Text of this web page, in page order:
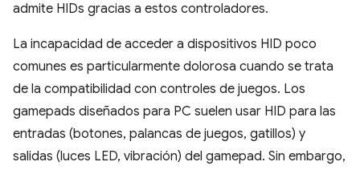
admite HIDs gracias a estos controladores.
La incapacidad de acceder a dispositivos HID poco
comunes es particularmente dolorosa cuando se trata
de la compatibilidad con controles de juegos. Los
gamepads diseñados para PC suelen usar HID para las
entradas (botones, palancas de juegos, gatillos) y
salidas (luces LED, vibración) del gamepad. Sin embargo,